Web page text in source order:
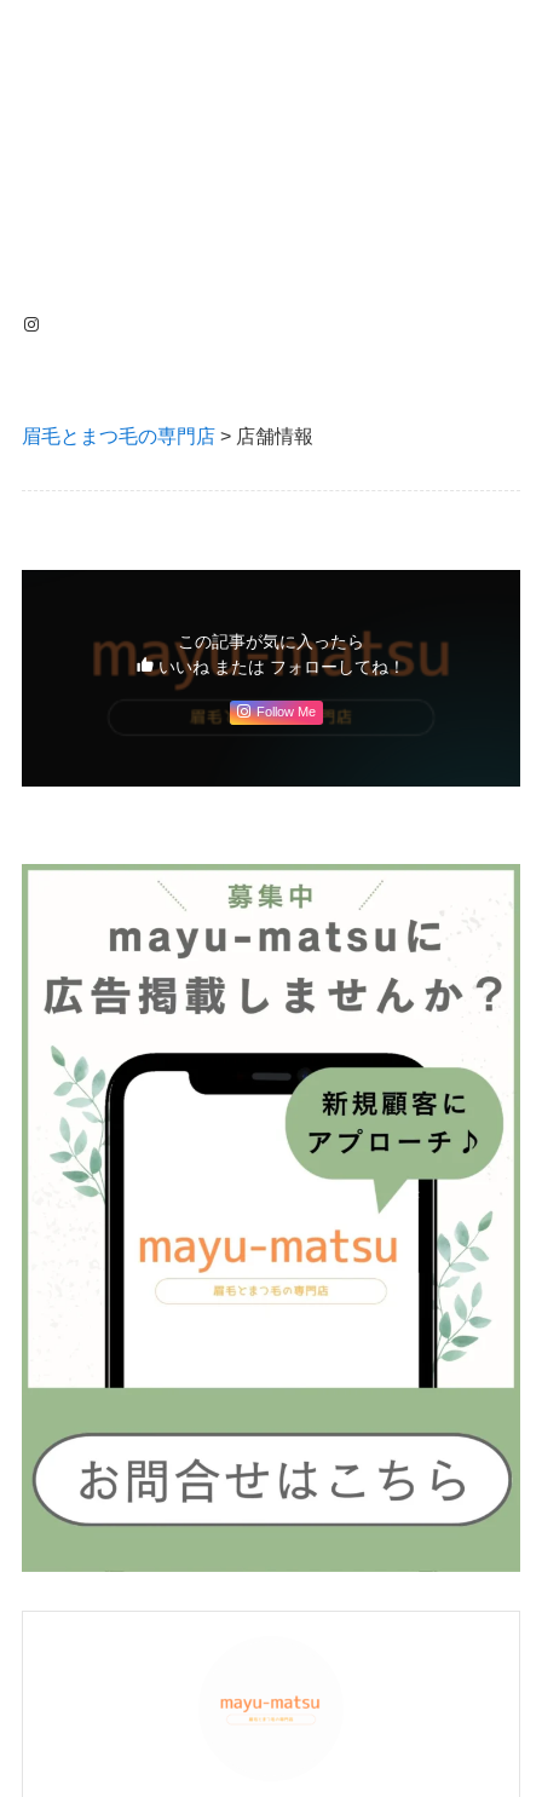
Instagram
眉毛とまつ毛の専門店> 店舗情報
この記事が気に入ったら
いいね または フォローしてね！
Follow Me